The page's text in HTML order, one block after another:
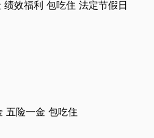
绩效福利 包吃住 法定节假日
五险一金 包吃住